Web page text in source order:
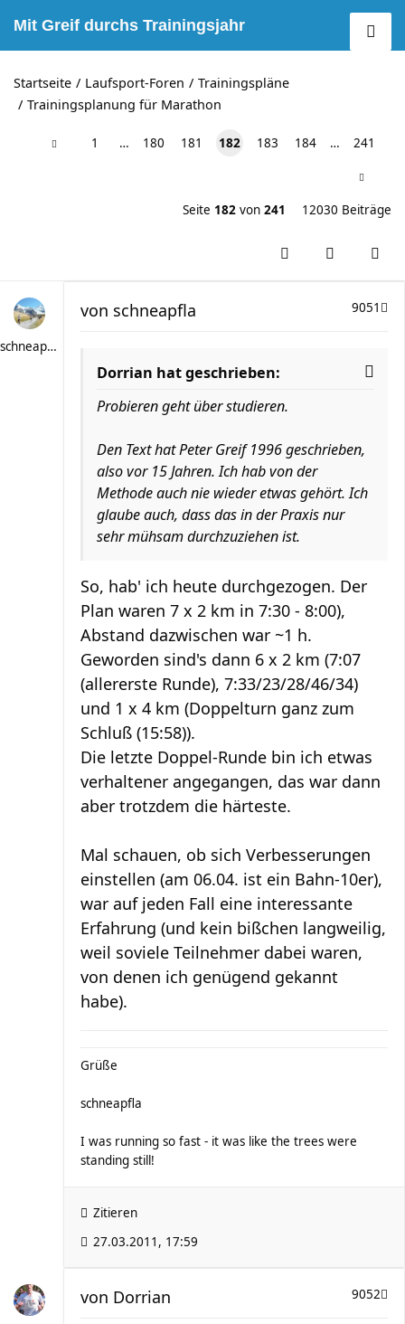
Mit Greif durchs Trainingsjahr
Startseite Laufsport-Foren
Trainingspläne
Trainingsplanung für Marathon
1 … 180 181 182 183 184 … 241
Seite 182 von 241 12030 Beiträge
schneapfla
9051
von schneapfla
Dorrian hat geschrieben:
Probieren geht über studieren.
Den Text hat Peter Greif 1996 geschrieben,
also vor 15 Jahren. Ich hab von der
Methode auch nie wieder etwas gehört. Ich
glaube auch, dass das in der Praxis nur
sehr mühsam durchzuziehen ist.
So, hab' ich heute durchgezogen. Der
Plan waren 7 x 2 km in 7:30 - 8:00),
Abstand dazwischen war ~1 h.
Geworden sind's dann 6 x 2 km (7:07
(allererste Runde), 7:33/23/28/46/34)
und 1 x 4 km (Doppelturn ganz zum
Schluß (15:58)).
Die letzte Doppel-Runde bin ich etwas
verhaltener angegangen, das war dann
aber trotzdem die härteste.
Mal schauen, ob sich Verbesserungen
einstellen (am 06.04. ist ein Bahn-10er),
war auf jeden Fall eine interessante
Erfahrung (und kein bißchen langweilig,
weil soviele Teilnehmer dabei waren,
von denen ich genügend gekannt
habe).
Grüße
schneapfla
I was running so fast - it was like the trees were
standing still!
Zitieren
27.03.2011, 17:59
9052
von Dorrian